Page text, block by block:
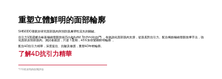
重塑立體鮮明的面部輪廓
SHISEIDO著眼於研究面部肌肉與預防肌膚彈性流失的關鍵。
抗引力V面霜糅合嶄新極緻塑顏技術(Sculpturist Technology™) ，有效強化面部肌肉支撐，從肌底對抗引力。配合獨創極緻塑顏按摩手法，強
化面部及頸部肌肉。測試者親證，只需 1星期，45%加倍緊緻鮮明輪廓 。
配合4D抗引力精華，深度提拉、抗皺及修護，重塑4D年輕輪廓。
了解4D抗引力精華
110名女性的自我評估